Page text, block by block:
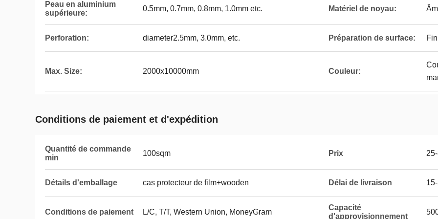
Peau en aluminium
supérieure:
0.5mm, 0.7mm, 0.8mm, 1.0mm etc. Matériel de noyau:
Perforation: diameter2.5mm, 3.0mm, etc. Préparation de surface:
Max. Size: 2000x10000mm Couleur:
Conditions de paiement et d'expédition
Quantité de commande
min
100sqm Prix
Détails d'emballage cas protecteur de film+wooden Délai de livraison
Conditions de paiement L/C, T/T, Western Union, MoneyGram
Capacité
d'approvisionnement